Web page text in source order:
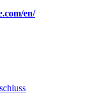
en/